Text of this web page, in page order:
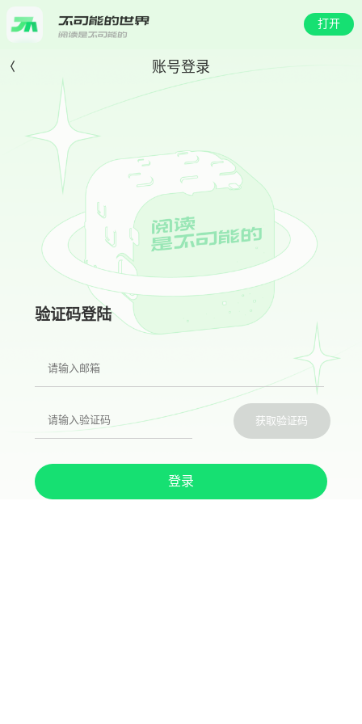
打开
账号登录
验证码登陆
获取验证码
登录